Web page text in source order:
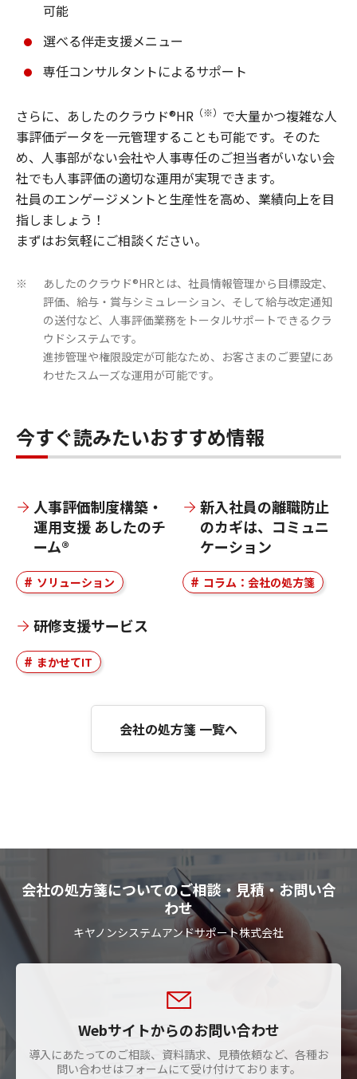
可能
選べる伴走支援メニュー
専任コンサルタントによるサポート
さらに、あしたのクラウド®HR （※） で大量かつ複雑な人
事評価データを一元管理することも可能です。そのた
め、人事部がない会社や人事専任のご担当者がいない会
社でも人事評価の適切な運用が実現できます。
社員のエンゲージメントと生産性を高め、業績向上を目
指しましょう！
まずはお気軽にご相談ください。
※
あしたのクラウド®HRとは、社員情報管理から目標設定、
評価、給与・賞与シミュレーション、そして給与改定通知
の送付など、人事評価業務をトータルサポートできるクラ
ウドシステムです。
進捗管理や権限設定が可能なため、お客さまのご要望にあ
わせたスムーズな運用が可能です。
今すぐ読みたいおすすめ情報
人事評価制度構築・
運用支援 あしたのチ
ーム®
ソリューション
新入社員の離職防止
のカギは、コミュニ
ケーション
コラム：会社の処方箋
研修支援サービス
まかせてIT
会社の処方箋 一覧へ
会社の処方箋についてのご相談・見積・お問い合
わせ
キヤノンシステムアンドサポート株式会社
Webサイトからのお問い合わせ
導入にあたってのご相談、資料請求、見積依頼など、各種お
問い合わせはフォームにて受け付けております。